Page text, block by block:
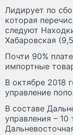
Лидирует по
которая
следуют
Хабаровская
Почти 90%
импортные
В октябре 2018
управление
В составе
управления –